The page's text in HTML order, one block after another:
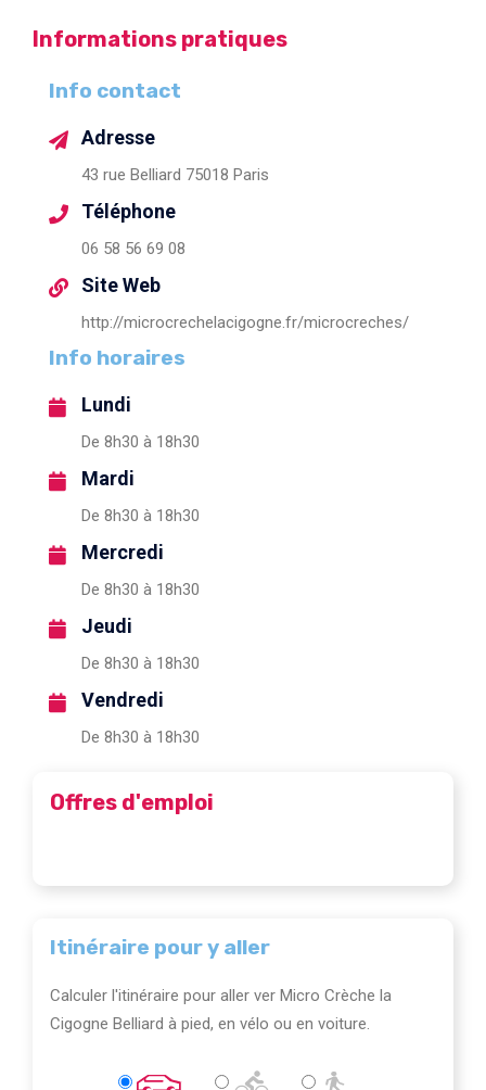
Informations pratiques
Info contact
Adresse
43 rue Belliard 75018 Paris
Téléphone
06 58 56 69 08
Site Web
http://microcrechelacigogne.fr/microcreches/
Info horaires
Lundi
De 8h30 à 18h30
Mardi
De 8h30 à 18h30
Mercredi
De 8h30 à 18h30
Jeudi
De 8h30 à 18h30
Vendredi
De 8h30 à 18h30
Offres d'emploi
Itinéraire pour y aller
Calculer l'itinéraire pour aller ver Micro Crèche la
Cigogne Belliard à pied, en vélo ou en voiture.